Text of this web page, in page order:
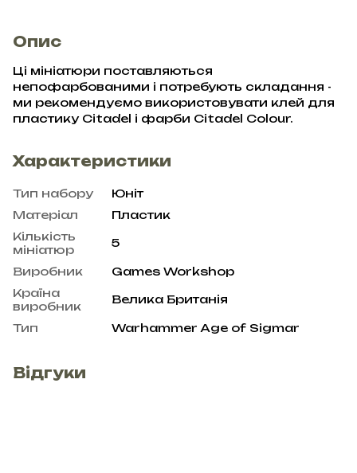
Опис
Ці мініатюри поставляються
непофарбованими і потребують складання -
ми рекомендуємо використовувати клей для
пластику Citadel і фарби Citadel Colour.
Характеристики
Тип набору
Юніт
Матеріал
Пластик
Кількість
мініатюр
5
Виробник
Games Workshop
Країна
виробник
Велика Британія
Тип Warhammer Age of Sigmar
Відгуки